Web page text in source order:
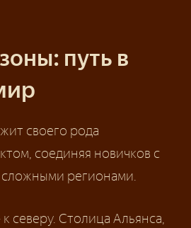
путь в
своего рода
соединяя новичков с
регионами.
северу. Столица Альянса,